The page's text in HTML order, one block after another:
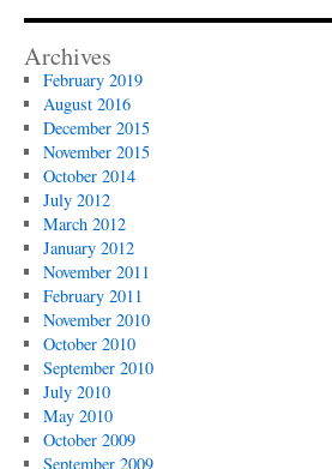
Archives
February 2019
August 2016
December 2015
November 2015
October 2014
July 2012
March 2012
January 2012
November 2011
February 2011
November 2010
October 2010
September 2010
July 2010
May 2010
October 2009
September 2009